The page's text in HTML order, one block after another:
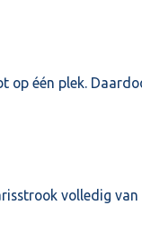
één plek.
volledig